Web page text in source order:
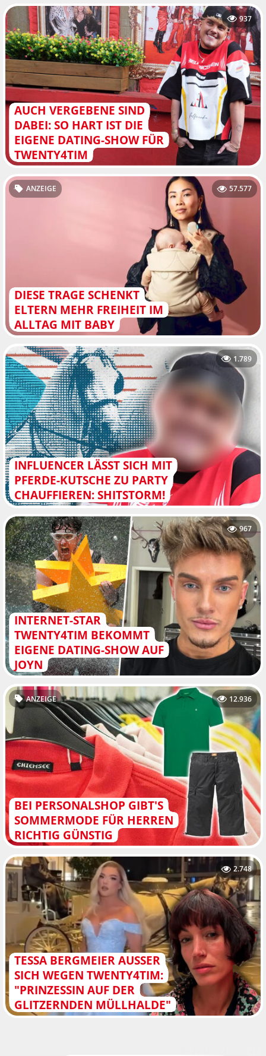
AUCH VERGEBENE SIND
DABEI: SO HART IST DIE
EIGENE DATING-SHOW FÜR
TWENTY4TIM
937
DIESE TRAGE SCHENKT
ELTERN MEHR FREIHEIT IM
ALLTAG MIT BABY
ANZEIGE 57.577
INFLUENCER LÄSST SICH MIT
PFERDE-KUTSCHE ZU PARTY
CHAUFFIEREN: SHITSTORM!
1.789
INTERNET-STAR
TWENTY4TIM BEKOMMT
EIGENE DATING-SHOW AUF
JOYN
967
BEI PERSONALSHOP GIBT'S
SOMMERMODE FÜR HERREN
RICHTIG GÜNSTIG
ANZEIGE 12.936
TESSA BERGMEIER AUSSER S
ICH WEGEN TWENTY4TIM: "
PRINZESSIN AUF DER G
LITZERNDEN MÜLLHALDE"
2.748